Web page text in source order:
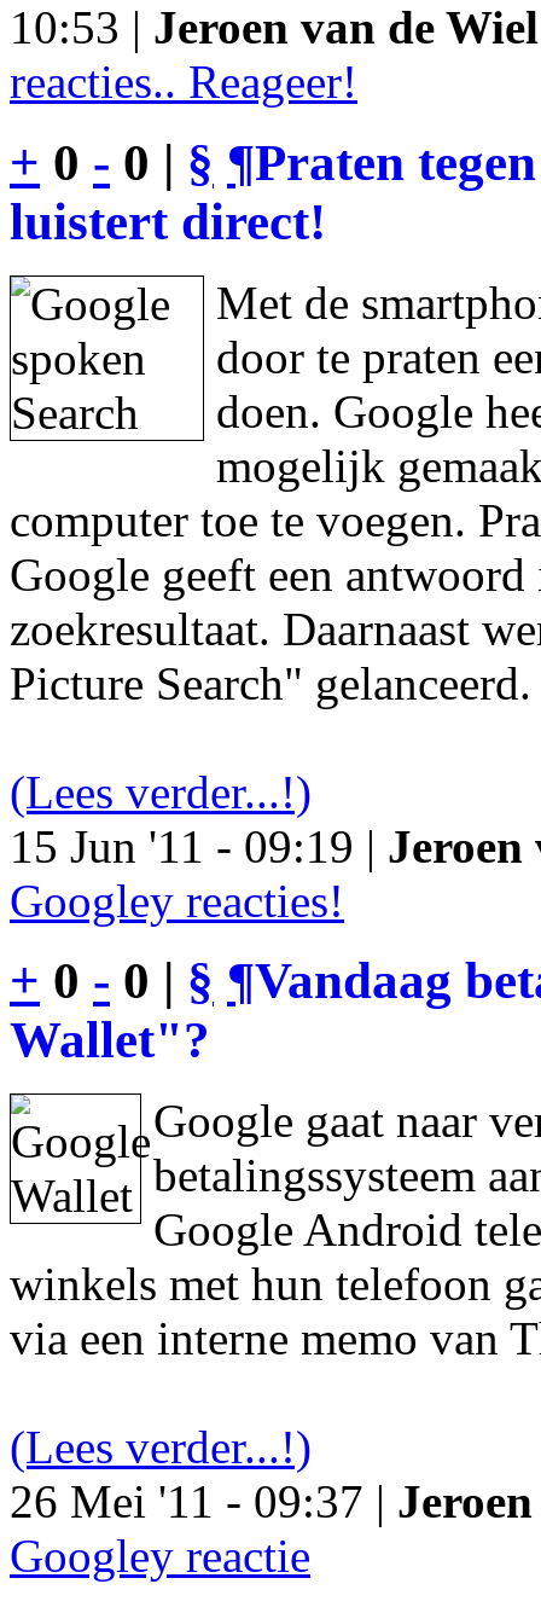
10:53 | Jeroen van de Wiel
reacties.. Reageer!
+ 0 - 0 | § ¶Praten
luistert direct!
Met de
door te praten
doen. Google
mogelijk
computer toe te voegen.
Google geeft een
zoekresultaat. Daarnaast
Picture Search" gelanceerd.
(Lees verder...!)
15 Jun '11 - 09:19 | Jeroen
Googley reacties!
+ 0 - 0 | § ¶Vandaag
Wallet"?
Google gaat naar
betalingssysteem
Google Android
winkels met hun telefoon
via een interne memo van
(Lees verder...!)
26 Mei '11 - 09:37 |
Googley reactie